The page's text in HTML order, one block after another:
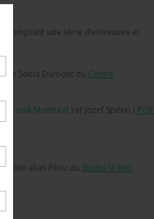
comptant une série d’entrevues et
Sonia Dumont du Centre
Montréal ) et Jozef Spiteri ( POP
Côté alias Pilou du Studio le Nid